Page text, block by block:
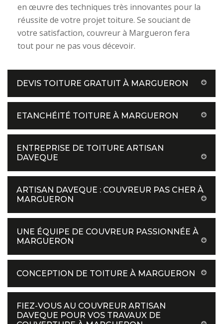
en œuvre des techniques très innovantes pour la
réussite de votre projet toiture. Se souciant de
votre satisfaction, couvreur à Margueron fera
tout pour ne pas vous décevoir.
DEVIS TOITURE GRATUIT À MARGUERON
ETANCHÉITÉ TOITURE À MARGUERON
ENTREPRISE DE TOITURE ARTISAN
DAVEQUE
ARTISAN DAVEQUE : COUVREUR PAS CHER À
MARGUERON
UNE ÉQUIPE DE COUVREUR PASSIONNÉE À
MARGUERON
CONCEPTION DE TOITURE À MARGUERON
FIEZ-VOUS AU COUVREUR ARTISAN
DAVEQUE POUR VOS TRAVAUX DE